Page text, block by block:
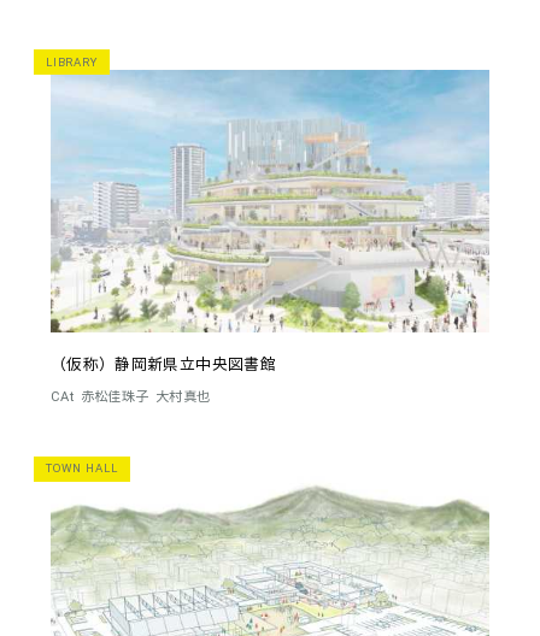
LIBRARY
（仮称）静岡新県立中央図書館
CAt 赤松佳珠子 大村真也
TOWN HALL